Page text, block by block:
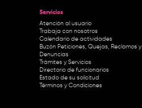
Servicios
Atención al usuario
Trabaja con nosotros
Calendario de actividades
Buzón Peticiones, Quejas, Reclamos y
Denuncias
Trámites y Servicios
Directorio de funcionarios
Estado de su solicitud
Términos y Condiciones